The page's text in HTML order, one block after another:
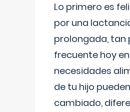
Lo primero es
por una
prolongada, tan
frecuente hoy en
necesidades
de tu hijo
cambiado,